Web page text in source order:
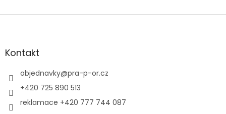
Z
aKontakt
objednavky@pra-p-or.cz
+420 725 890 513
reklamace +420 777 744 087